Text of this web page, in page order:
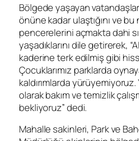
Bölgede yaşayan
önüne kadar ulaştığını ve
pencerelerini açmakta dahi
yaşadıklarını dile getirerek,
kaderine terk edilmiş gibi
Çocuklarımız parklarda
kaldırımlarda
olarak bakım ve temizlik
bekliyoruz” dedi.
Mahalle sakinleri, Park ve